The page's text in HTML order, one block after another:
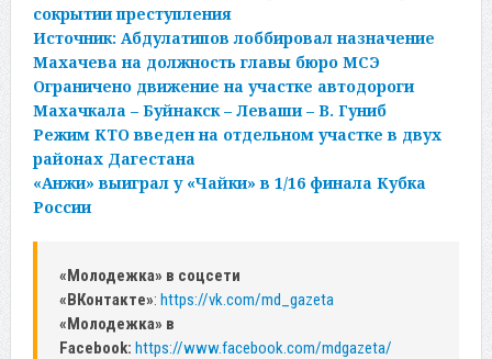
сокрытии преступления
Источник: Абдулатипов лоббировал назначение
Махачева на должность главы бюро МСЭ
Ограничено движение на участке автодороги
Махачкала – Буйнакск – Леваши – В. Гуниб
Режим КТО введен на отдельном участке в двух
районах Дагестана
«Анжи» выиграл у «Чайки» в 1/16 финала Кубка
России
«Молодежка» в соцсети
«ВКонтакте»: https://vk.com/md_gazeta
«Молодежка» в
Facebook: https://www.facebook.com/mdgazeta/